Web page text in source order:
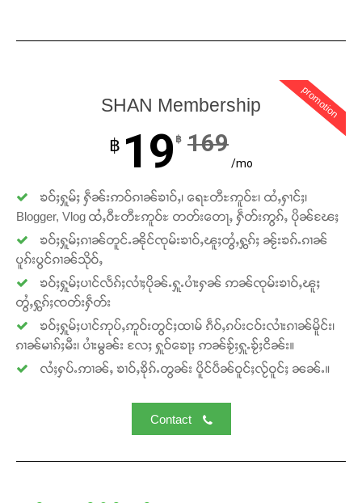
Support SHAN
တႃႇႁႂ်ႈသဵင်ၵၢင်ၸႂ်ၵူၼ်းမိူင်း ၵူႈတီႈၵူႈလႅၼ်ပေႃးတေၸွ
တ်ႇ တူဝ်ႈလုမ်ႈၾႃႉၼၼ်ႉ ၶဝ်ႈႁူမ်ႈၵမ်ႉထႅမ် ၸုမ်းၶၢ
ဝ်ႇၽူႈတွႆႇႁွၵ်ႈ လႆႈယူႇၶႃႈဢေႃႈ။
Donate Now
promotion
SHAN Membership
฿ 19 ฿ 169
/mo
ၶဝ်ႈႁူမ်ႈ ႁဵၼ်းဢဝ်ၵၢၼ်ၶၢဝ်ႇ၊ ရေႊတီႊဢူဝ်ႊ၊ ထႆႇႁၢင်ႈ၊
Blogger, Vlog ထႆႇဝီႊတီႊဢူဝ်ႊ တတ်းတေႃႇ ႁဵတ်းဢွၵ်ႇ ပိုၼ်ၽႄႈ
ၶဝ်ႈႁူမ်ႈၵၢၼ်တူင်ႉၼိုင်ၸုမ်းၶၢဝ်ႇၽူႈတွႆႇႁွၵ်ႈ ၼႂ်းၶၵ်ႉၵၢၼ်
ပူၵ်းပွင်ၵၢၼ်သိုဝ်ႇ
ၶဝ်ႈႁူမ်ႈပၢင်လႅၵ်ႈလၢႆႈပိုၼ်ႉႁူႉပၢႆးႁၼ် ဢၼ်ၸုမ်းၶၢဝ်ႇၽူႈ
တွႆႇႁွၵ်ႈၸတ်းႁဵတ်း
ၶဝ်ႈႁူမ်ႈပၢင်ဢုပ်ႇဢူဝ်းတွင်ႈထၢမ် ၵဵဝ်ႇၵပ်းငဝ်းလၢႆးၵၢၼ်မိူင်း၊
ၵၢၼ်မၢၵ်ႈမီး၊ ပၢႆးမွၼ်း လႄႈ ႁူဝ်ၶေႃႈ ဢၼ်ၶႂ်ႈႁူႉၶႂ်ႈငိၼ်း။
လႆႈႁပ်ႉဢၢၼ်ႇ ၶၢဝ်ႇၶိုၵ်ႉတွၼ်း ပိူင်ပဵၼ်ဝူင်ႈလႂ်ဝူင်ႈ ၼၼ်ႉ။
Contact